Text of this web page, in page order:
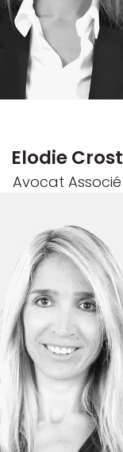
Elodie Crost
Avocat Associé